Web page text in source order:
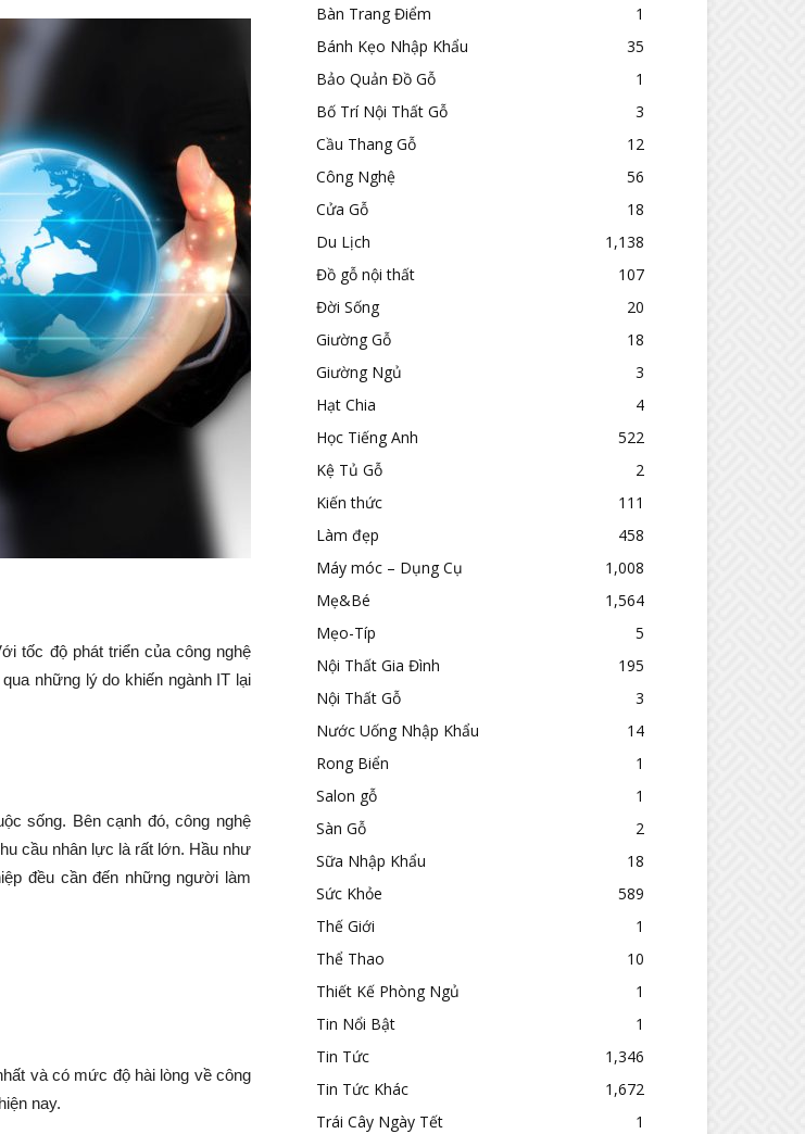
tốc độ phát triển của công nghệ
những lý do khiến ngành IT lại
sống. Bên cạnh đó, công nghệ
cầu nhân lực là rất lớn. Hầu như
đều cần đến những người làm
và có mức độ hài lòng về công
nay.
Bàn Trang Điểm
1
Bánh Kẹo Nhập Khẩu
35
Bảo Quản Đồ Gỗ
1
Bố Trí Nội Thất Gỗ
3
Cầu Thang Gỗ
12
Công Nghệ
56
Cửa Gỗ
18
Du Lịch
1,138
Đồ gỗ nội thất
107
Đời Sống
20
Giường Gỗ
18
Giường Ngủ
3
Hạt Chia
4
Học Tiếng Anh
522
Kệ Tủ Gỗ
2
Kiến thức
111
Làm đẹp
458
Máy móc – Dụng Cụ
1,008
Mẹ&Bé
1,564
Mẹo-Típ
5
Nội Thất Gia Đình
195
Nội Thất Gỗ
3
Nước Uống Nhập Khẩu
14
Rong Biển
1
Salon gỗ
1
Sàn Gỗ
2
Sữa Nhập Khẩu
18
Sức Khỏe
589
Thế Giới
1
Thể Thao
10
Thiết Kế Phòng Ngủ
1
Tin Nổi Bật
1
Tin Tức
1,346
Tin Tức Khác
1,672
Trái Cây Ngày Tết
1